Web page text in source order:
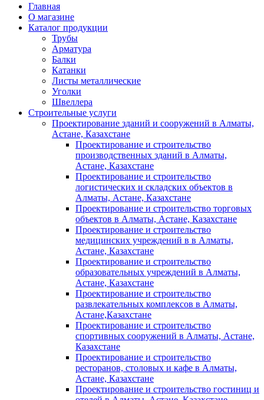
Главная
О магазине
Каталог продукции
Трубы
Арматура
Балки
Катанки
Листы металлические
Уголки
Швеллера
Строительные услуги
Проектирование зданий и сооружений в Алматы,
Астане, Казахстане
Проектирование и строительство
производственных зданий в Алматы,
Астане, Казахстане
Проектирование и строительство
логистических и складских объектов в
Алматы, Астане, Казахстане
Проектирование и строительство торговых
объектов в Алматы, Астане, Казахстане
Проектирование и строительство
медицинских учреждений в в Алматы,
Астане, Казахстане
Проектирование и строительство
образовательных учреждений в Алматы,
Астане, Казахстане
Проектирование и строительство
развлекательных комплексов в Алматы,
Астане,Казахстане
Проектирование и строительство
спортивных сооружений в Алматы, Астане,
Казахстане
Проектирование и строительство
ресторанов, столовых и кафе в Алматы,
Астане, Казахстане
Проектирование и строительство гостиниц и